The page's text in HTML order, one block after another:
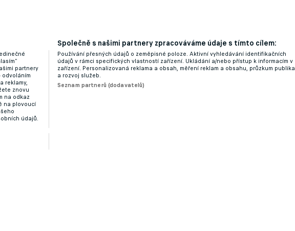
partnery
odvoláním
reklamy,
znovu
na odkaz
na plovoucí
údajů.
Společně s našimi partnery zpracováváme údaje s tímto cílem:
Používání přesných údajů o zeměpisné poloze. Aktivní vyhledávání identifikačních
údajů v rámci specifických vlastností zařízení. Ukládání a/nebo přístup k informacím v
zařízení. Personalizovaná reklama a obsah, měření reklam a obsahu, průzkum publika
a rozvoj služeb.
Seznam partnerů (dodavatelů)